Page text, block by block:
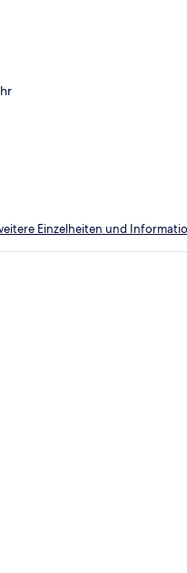
Einzelheiten und